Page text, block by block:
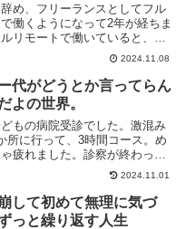
め、フリーランスとしてフル
働くようになって2年が経ちま
リモートで働いていると、チ
会話することが多いです。オン
MTGすることもあるけど、ちょ
めにzoomしないから、チャッ
ること...
2024.11.08
代がどうとか言ってらん
よの世界。
もの病院受診でした。激混み
所に行って、3時間コース。め
疲れました。診察が終わって
できあがるまでの間に保育園の
そのあと薬を取りに行き、帰
ギャー騒ぐ子どもをおやつで
ながら、作り置...
2024.11.01
して初めて無理に気づ
っと繰り返す人生